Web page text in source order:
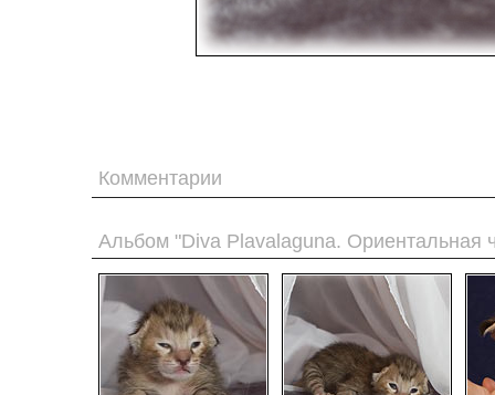
Комментарии
Альбом "Diva Plavalaguna. Ориентальная